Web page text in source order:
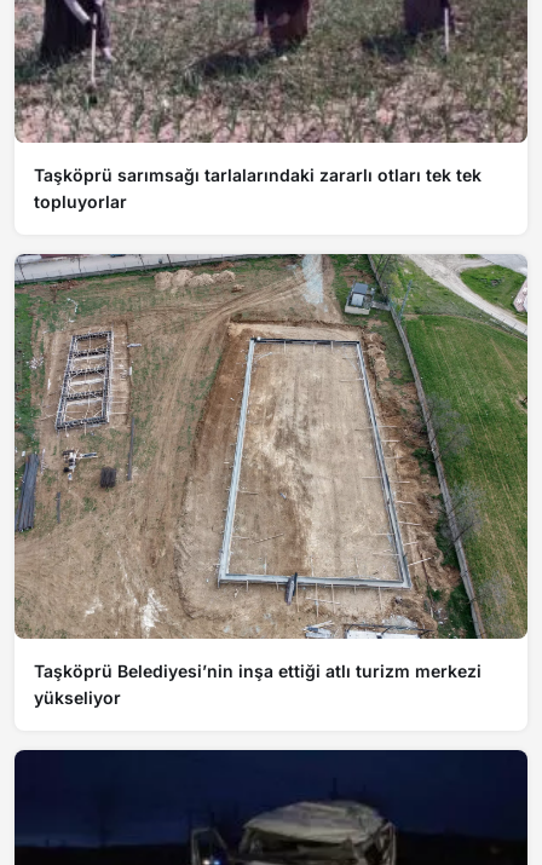
Taşköprü sarımsağı tarlalarındaki zararlı otları tek tek
topluyorlar
Taşköprü Belediyesi’nin inşa ettiği atlı turizm merkezi
yükseliyor